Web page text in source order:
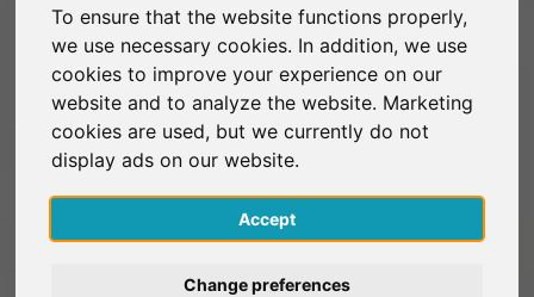
To ensure that the website functions properly,
we use necessary cookies. In addition, we use
cookies to improve your experience on our
website and to analyze the website. Marketing
cookies are used, but we currently do not
display ads on our website.
Accept
Change preferences
FAQ
S'inscrire gratuitement
S'inscrire
English
Deutsch